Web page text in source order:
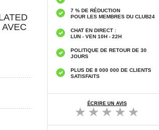
7 % DE RÉDUCTION
POUR LES MEMBRES DU CLUB24
CHAT EN DIRECT :
LUN - VEN 10H - 22H
POLITIQUE DE RETOUR DE 30
JOURS
PLUS DE 8 000 000 DE CLIENTS
SATISFAITS
ÉCRIRE UN AVIS